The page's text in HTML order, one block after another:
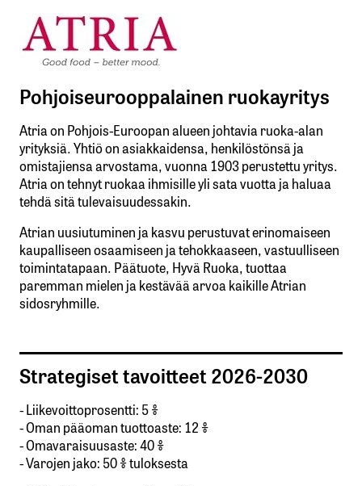
Pohjoiseurooppalainen ruokayritys
Atria on Pohjois-Euroopan alueen johtavia ruoka-alan
yrityksiä. Yhtiö on asiakkaidensa, henkilöstönsä ja
omistajiensa arvostama, vuonna 1903 perustettu yritys.
Atria on tehnyt ruokaa ihmisille yli sata vuotta ja haluaa
tehdä sitä tulevaisuudessakin.
Atrian uusiutuminen ja kasvu perustuvat erinomaiseen
kaupalliseen osaamiseen ja tehokkaaseen, vastuulliseen
toimintatapaan. Päätuote, Hyvä Ruoka, tuottaa
paremman mielen ja kestävää arvoa kaikille Atrian
sidosryhmille.
Strategiset tavoitteet 2026-2030
- Liikevoittoprosentti: 5 %
- Oman pääoman tuottoaste: 12 %
- Omavaraisuusaste: 40 %
- Varojen jako: 50 % tuloksesta